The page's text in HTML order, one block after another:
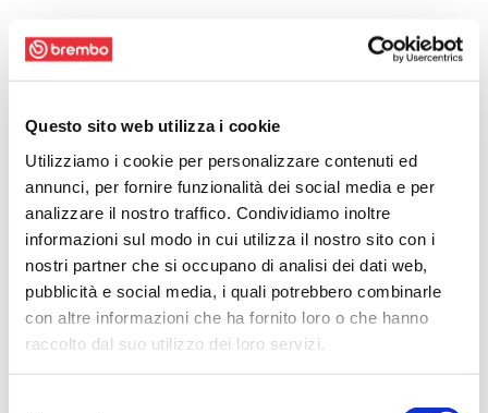
Questo sito web utilizza i cookie
Utilizziamo i cookie per personalizzare contenuti ed
annunci, per fornire funzionalità dei social media e per
analizzare il nostro traffico. Condividiamo inoltre
informazioni sul modo in cui utilizza il nostro sito con i
nostri partner che si occupano di analisi dei dati web,
pubblicità e social media, i quali potrebbero combinarle
con altre informazioni che ha fornito loro o che hanno
raccolto dal suo utilizzo dei loro servizi.